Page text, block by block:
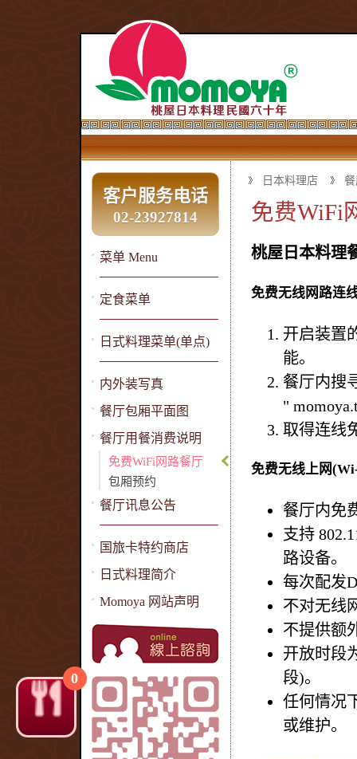
客户服务电话
02-23927814
菜单 Menu
定食菜单
日式料理菜单(单点)
内外装写真
餐厅包厢平面图
餐厅用餐消费说明
免费WiFi网路餐厅
包厢预约
餐厅讯息公告
国旅卡特约商店
日式料理简介
Momoya 网站声明
日本料理店
免费WiFi
桃屋日本料理
免费无线网路连
开启装置
能。
餐厅内搜
"
取得连线
免费无线上网
餐厅内免
支持
路设备。
每次配发
不对无线
不提供额
开放时段
段)。
任何情况
或维护。
0